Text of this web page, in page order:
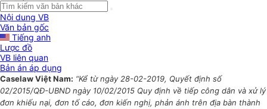
Nội dung VB
Văn bản gốc
Tiếng anh
Lược đồ
VB liên quan
Bản án áp dụng
Caselaw Việt Nam: “Kể từ ngày 28-02-2019, Quyết định số
02/2015/QĐ-UBND ngày 10/02/2015 Quy định về tiếp công dân và xử lý
đơn khiếu nại, đơn tố cáo, đơn kiến nghị, phản ánh trên địa bàn thành